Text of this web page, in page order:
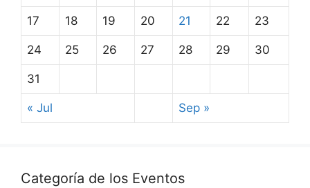
17 18 19 20 21 22 23
24 25 26 27 28 29 30
31
« Jul Sep »
Categoría de los Eventos